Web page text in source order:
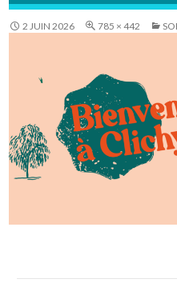
2 JUIN 2026 785 × 442